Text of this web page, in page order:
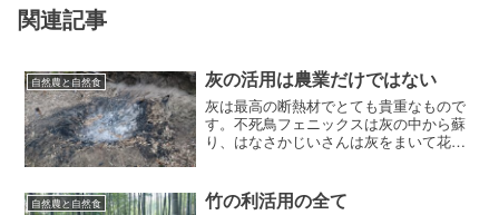
関連記事
自然農と自然食 灰の活用は農業だけではない
灰は最高の断熱材でとても貴重なもので
す。不死鳥フェニックスは灰の中から蘇
り、はなさかじいさんは灰をまいて花を
自然農と自然食 竹の利活用の全て